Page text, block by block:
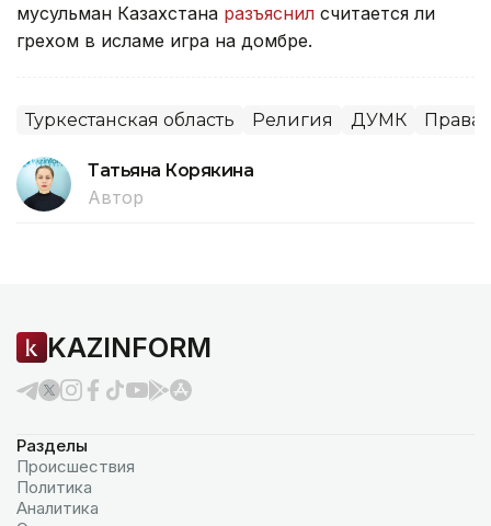
мусульман Казахстана разъяснил считается ли
грехом в исламе игра на домбре.
Туркестанская область Религия ДУМК Права
Татьяна Корякина
Автор
KAZINFORM
Разделы
Происшествия
Политика
Аналитика